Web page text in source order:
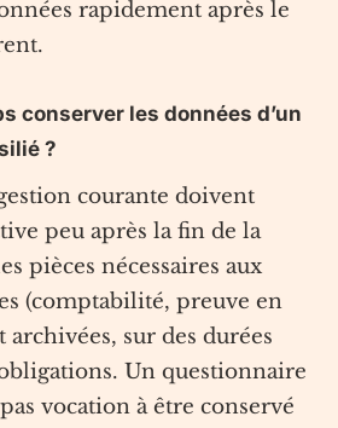
rapidement après le
conserver les données d’un
?
courante doivent
peu après la fin de la
pièces nécessaires aux
(comptabilité, preuve en
archivées, sur des durées
Un questionnaire
vocation à être conservé